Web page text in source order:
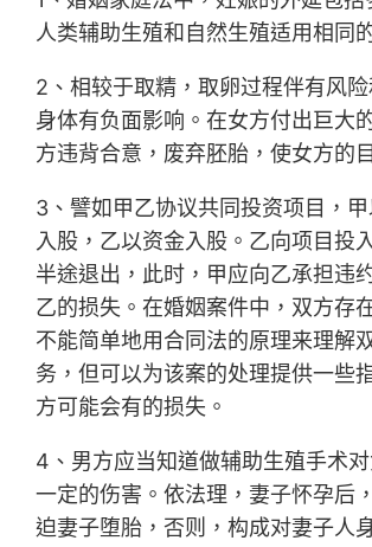
人类辅助生殖和自然生殖适用相同
2、相较于取精，取卵过程伴有风
身体有负面影响。在女方付出巨大
方违背合意，废弃胚胎，使女方的
3、譬如甲乙协议共同投资项目，
入股，乙以资金入股。乙向项目投
半途退出，此时，甲应向乙承担违
乙的损失。在婚姻案件中，双方存
不能简单地用合同法的原理来理解
务，但可以为该案的处理提供一些
方可能会有的损失。
4、男方应当知道做辅助生殖手术
一定的伤害。依法理，妻子怀孕后
迫妻子堕胎，否则，构成对妻子人